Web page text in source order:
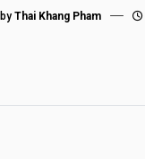
byThai Khang Pham